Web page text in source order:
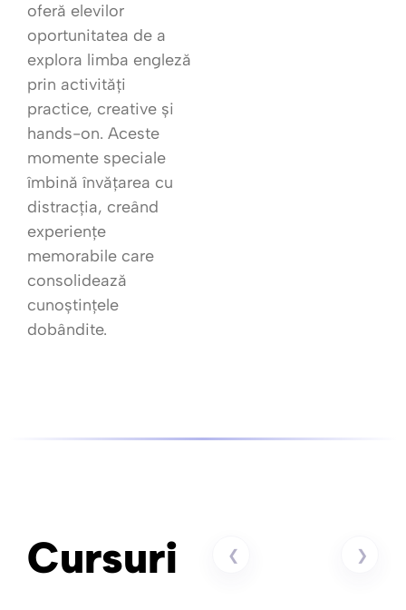
oferă elevilor
oportunitatea de a
explora limba engleză
prin activități
practice, creative și
hands-on. Aceste
momente speciale
îmbină învățarea cu
distracția, creând
experiențe
memorabile care
consolidează
cunoștințele
dobândite.
❮ ❯
Cursuri